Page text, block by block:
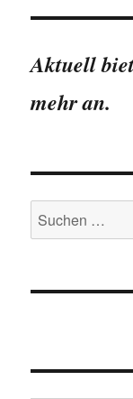
Aktuell
mehr an.
Suchen
nach: